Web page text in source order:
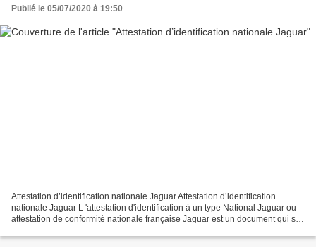
Publié le 05/07/2020 à 19:50
Attestation d’identification nationale Jaguar Attestation d’identification
nationale Jaguar L 'attestation d'identification à un type National Jaguar ou
attestation de conformité nationale française Jaguar est un document qui se